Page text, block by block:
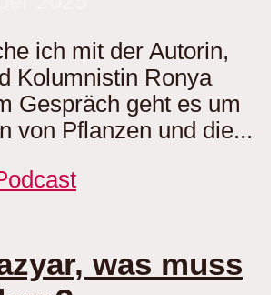
ich mit der Autorin,
Kolumnistin Ronya
Gespräch geht es um
von Pflanzen und die...
was muss